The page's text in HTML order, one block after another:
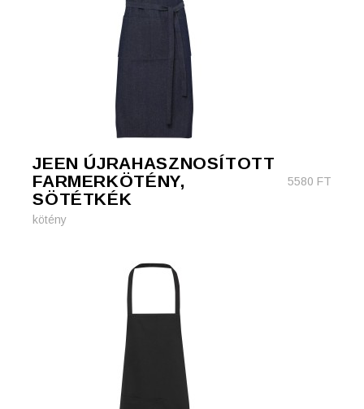
JEEN ÚJRAHASZNOSÍTOTT
FARMERKÖTÉNY,
SÖTÉTKÉK
5580 FT
kötény